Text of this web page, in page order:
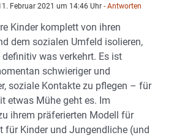
Februar 2021 um 14:46 Uhr - Antworten
Kinder komplett von ihren
dem sozialen Umfeld isolieren,
definitiv was verkehrt. Es ist
schwieriger und
soziale Kontakte zu pflegen – für
etwas Mühe geht es. Im
ihrem präferierten Modell für
für Kinder und Jungendliche (und